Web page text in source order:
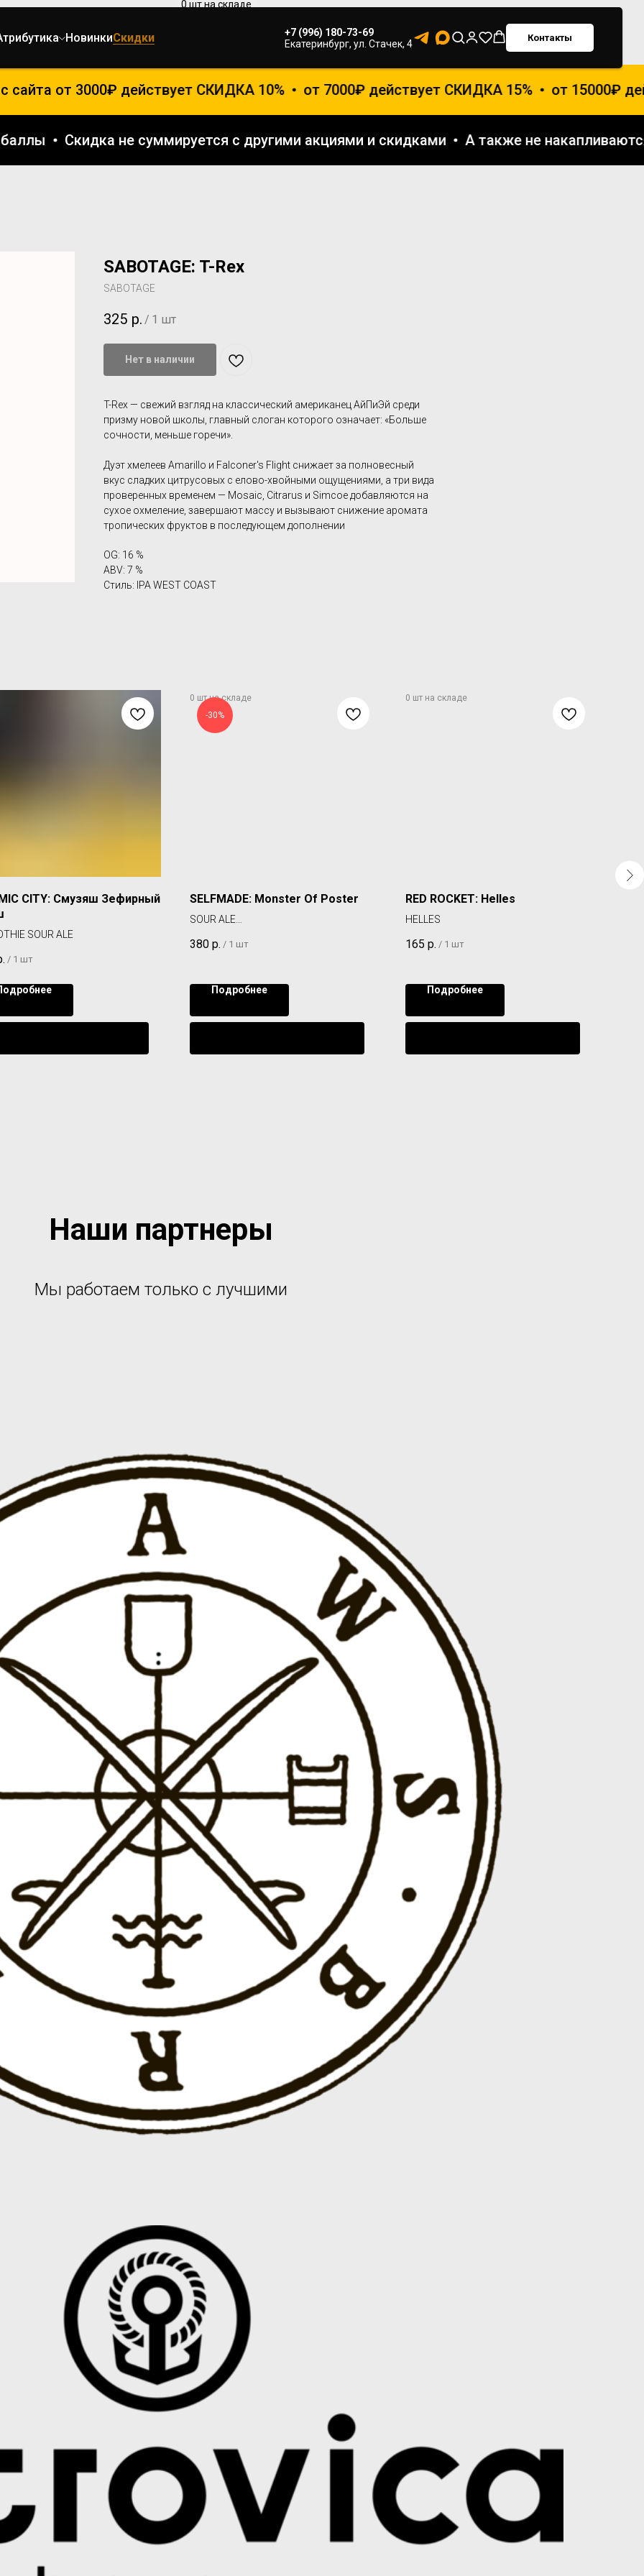
НовинкиСкидки
+7 (996) 180-73-69
Екатеринбург, ул. Стачек, 4
Контакты
от 3000₽ действует СКИДКА 10% от 7000₽ действует СКИДКА 15% от 15000₽
баллы Скидка не суммируется с другими акциями и скидками А также не
SABOTAGE: T-Rex
SABOTAGE
325 р. / 1 шт
Нет в наличии
T-Rex — свежий взгляд на классический американец АйПиЭй среди
призму новой школы, главный слоган которого означает: «Больше
сочности, меньше горечи».
Дуэт хмелеев Amarillo и Falconer's Flight снижает за полновесный
вкус сладких цитрусовых с елово-хвойными ощущениями, а три вида
проверенных временем — Mosaic, Citrarus и Simcoe добавляются на
сухое охмеление, завершают массу и вызывают снижение аромата
тропических фруктов в последующем дополнении
OG: 16 %
ABV: 7 %
Стиль: IPA WEST COAST
CITY: Смузяш Зефирный
SOUR ALE
/ 1 шт
-30%
SELFMADE: Monster Of Poster
SOUR ALE
скидки)
380 р. / 1 шт
Подробнее
RED ROCKET: Helles
HELLES
165 р. / 1 шт
Подробнее
Наши партнеры
Мы работаем только с лучшими